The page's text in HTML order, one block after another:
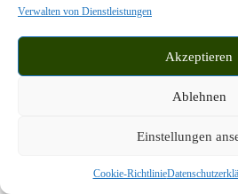
Verwalten von Dienstleistungen
Akzeptieren
Ablehnen
Einstellungen
Cookie-Richtlinie
Optionen
auf
Produktseite